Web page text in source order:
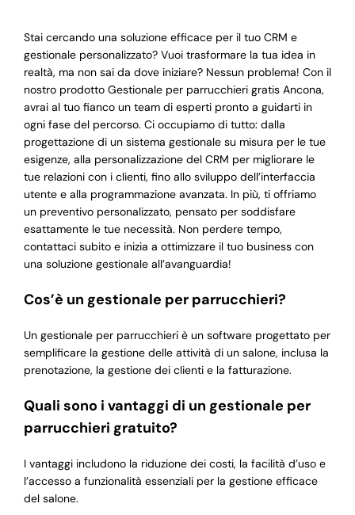
Stai cercando una soluzione efficace per il tuo CRM e
gestionale personalizzato? Vuoi trasformare la tua idea in
realtà, ma non sai da dove iniziare? Nessun problema! Con il
nostro prodotto Gestionale per parrucchieri gratis Ancona,
avrai al tuo fianco un team di esperti pronto a guidarti in
ogni fase del percorso. Ci occupiamo di tutto: dalla
progettazione di un sistema gestionale su misura per le tue
esigenze, alla personalizzazione del CRM per migliorare le
tue relazioni con i clienti, fino allo sviluppo dell’interfaccia
utente e alla programmazione avanzata. In più, ti offriamo
un preventivo personalizzato, pensato per soddisfare
esattamente le tue necessità. Non perdere tempo,
contattaci subito e inizia a ottimizzare il tuo business con
una soluzione gestionale all’avanguardia!
Cos’è un gestionale per parrucchieri?
Un gestionale per parrucchieri è un software progettato per
semplificare la gestione delle attività di un salone, inclusa la
prenotazione, la gestione dei clienti e la fatturazione.
Quali sono i vantaggi di un gestionale per
parrucchieri gratuito?
I vantaggi includono la riduzione dei costi, la facilità d’uso e
l’accesso a funzionalità essenziali per la gestione efficace
del salone.